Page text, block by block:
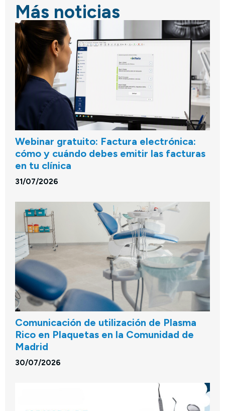
Más noticias
Webinar gratuito: Factura electrónica:
cómo y cuándo debes emitir las facturas
en tu clínica
31/07/2026
Comunicación de utilización de Plasma
Rico en Plaquetas en la Comunidad de
Madrid
30/07/2026